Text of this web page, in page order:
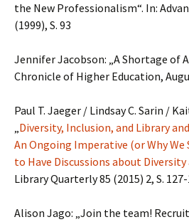
the New Professionalism“. In:
(1999), S. 93
Jennifer Jacobson: „A Shortage of
Chronicle of Higher Education,
Paul T. Jaeger / Lindsay C. Sarin /
„Diversity, Inclusion, and Library
An Ongoing Imperative (or Why
to Have Discussions about
Library Quarterly 85 (2015) 2, S.
Alison Jago: „Join the team!